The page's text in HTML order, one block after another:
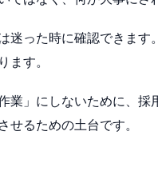
迷った時に確認できます。
ます。
業」にしないために、採
せるための土台です。